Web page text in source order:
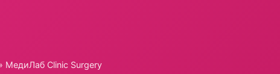
МедиЛаб Clinic Surgery